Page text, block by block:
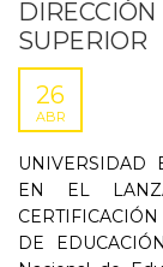
SUPERIOR
26
ABR
UNIVERSIDAD
EN EL
DE